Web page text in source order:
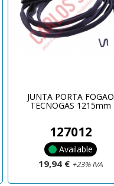
JUNTA PORTA FOGAO
TECNOGAS 1215mm
127012
Available
19,94 € +23% IVA